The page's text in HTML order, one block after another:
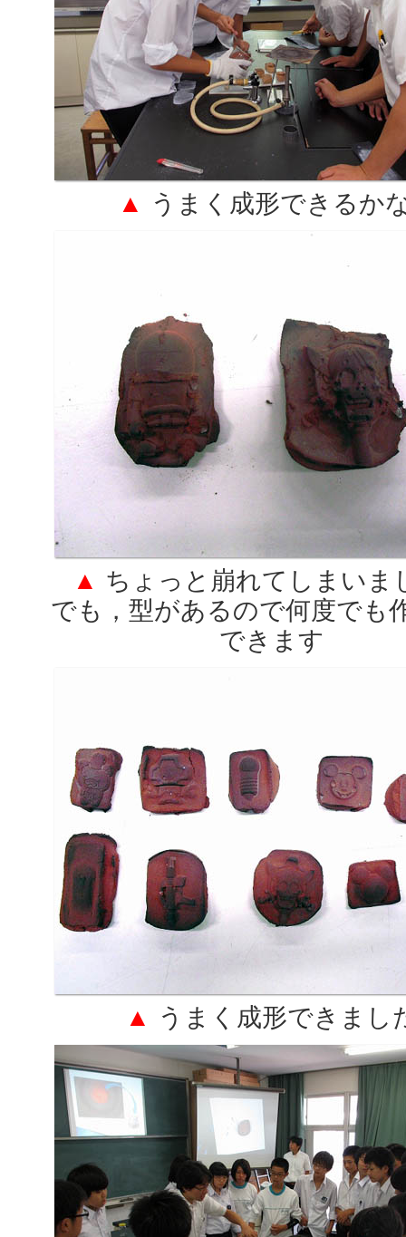
▲ うまく成形できるか
▲ ちょっと崩れてしまいま
でも，型があるので何度でも
できます
▲ うまく成形できまし